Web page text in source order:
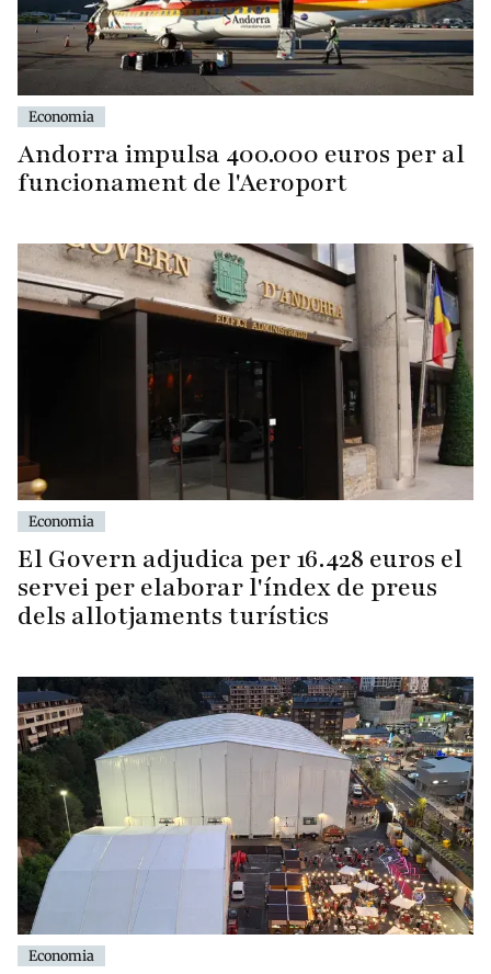
Economia
Andorra impulsa 400.000 euros per al
funcionament de l'Aeroport
Economia
El Govern adjudica per 16.428 euros el
servei per elaborar l'índex de preus
dels allotjaments turístics
Economia